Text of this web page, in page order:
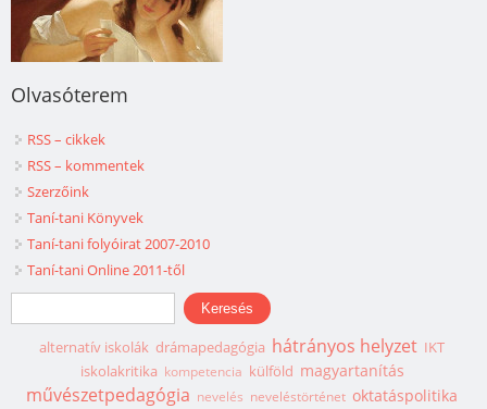
Olvasóterem
RSS – cikkek
RSS – kommentek
Szerzőink
Taní-tani Könyvek
Taní-tani folyóirat 2007-2010
Taní-tani Online 2011-től
Keresés űrlap
Keresés
alternatív iskolák drámapedagógia hátrányos helyzet IKT
iskolakritika kompetencia külföld magyartanítás
művészetpedagógia nevelés neveléstörténet oktatáspolitika